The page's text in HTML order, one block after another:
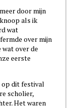
door mijn
als ik
wat
over mijn
over de
eerste
op dit festival
scholier,
Het waren